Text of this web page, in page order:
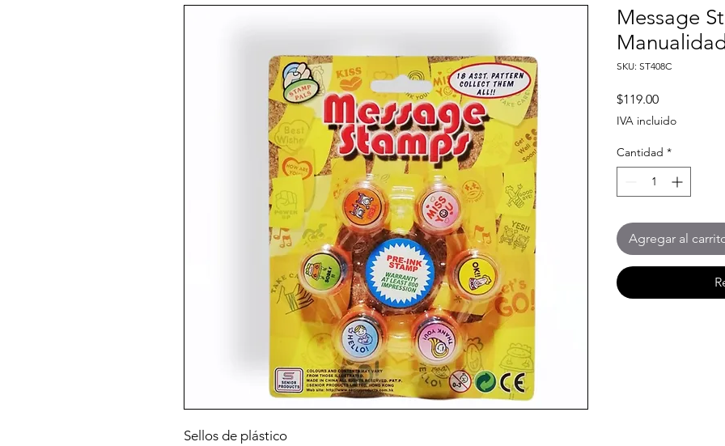
Sellos de plástico
Message
SKU: ST408C
$119.00Precio
IVA incluido
Cantidad *
Agregar al